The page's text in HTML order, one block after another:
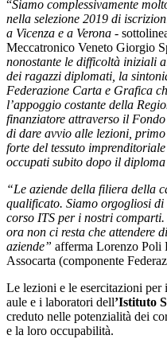
“Siamo complessivamente
nella selezione 2019 di
a Vicenza e a Verona -
Meccatronico Veneto Giorgio
nonostante le difficoltà iniziali
dei ragazzi diplomati, la
Federazione Carta e Grafica
l’appoggio costante della
finanziatore attraverso il
di dare avvio alle lezioni, primo
forte del tessuto
occupati subito dopo il
“Le aziende della filiera della
qualificato. Siamo orgogliosi
corso ITS per i nostri
ora non ci resta che attendere
aziende” afferma Lorenzo Poli
Assocarta (componente
Le lezioni e le esercitazioni per
aule e i laboratori dell’Istituto
creduto nelle potenzialità dei
e la loro occupabilità.